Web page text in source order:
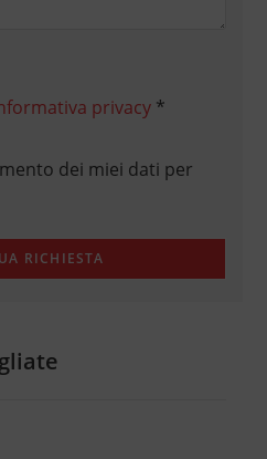
privacy*
dei miei dati per